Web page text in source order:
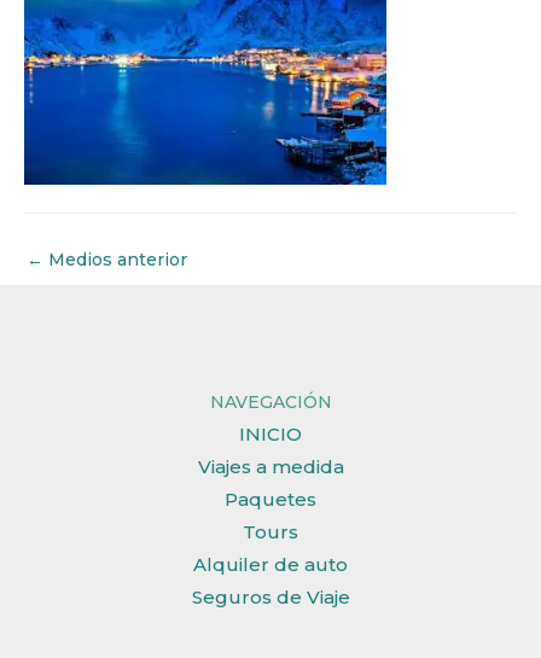
← Medios anterior
NAVEGACIÓN
INICIO
Viajes a medida
Paquetes
Tours
Alquiler de auto
Seguros de Viaje